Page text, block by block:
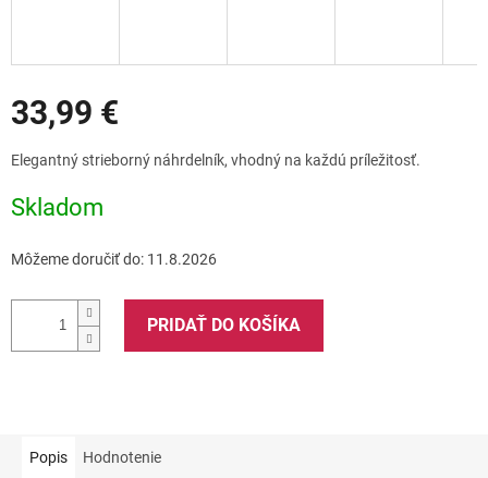
33,99 €
cena:
Elegantný strieborný náhrdelník, vhodný na každú príležitosť.
Skladom
Môžeme doručiť do: 11.8.2026
PRIDAŤ DO KOŠÍKA
Popis Hodnotenie